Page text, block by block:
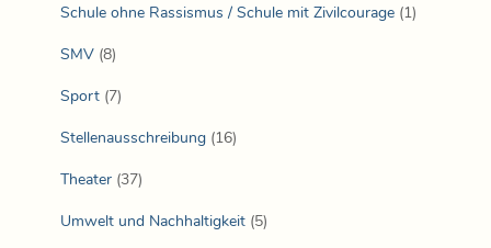
Schule ohne Rassismus / Schule mit Zivilcourage (1)
SMV (8)
Sport (7)
Stellenausschreibung (16)
Theater (37)
Umwelt und Nachhaltigkeit (5)